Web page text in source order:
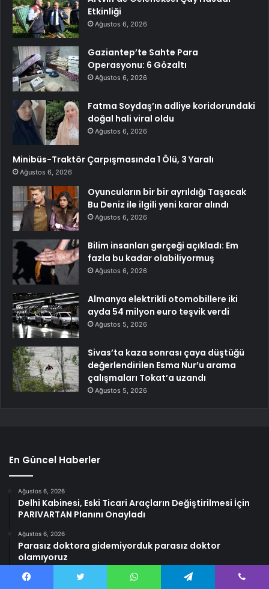
Etkinliği
Ağustos 6, 2026
Gaziantep’te Sahte Para
Operasyonu: 6 Gözaltı
Ağustos 6, 2026
Fatma Soydaş’ın adliye koridorundaki
doğal hali viral oldu
Ağustos 6, 2026
Minibüs-Traktör Çarpışmasında 1 Ölü, 3 Yaralı
Ağustos 6, 2026
Oyuncuların bir bir ayrıldığı Taşacak
Bu Deniz ile ilgili yeni karar alındı
Ağustos 6, 2026
Bilim insanları gerçeği açıkladı: Em
fazla bu kadar olabiliyormuş
Ağustos 6, 2026
Almanya elektrikli otomobillere iki
ayda 54 milyon euro teşvik verdi
Ağustos 5, 2026
Sivas’ta kaza sonrası çaya düştüğü
değerlendirilen Esma Nur’u arama
çalışmaları Tokat’a uzandı
Ağustos 5, 2026
En Güncel Haberler
Ağustos 6, 2026
Delhi Kabinesi, Eski Ticari Araçların Değiştirilmesi İçin
PARIVARTAN Planını Onayladı
Ağustos 6, 2026
Parasız doktora gidemiyorduk parasız doktor
olamıyoruz
Ağustos 6, 2026